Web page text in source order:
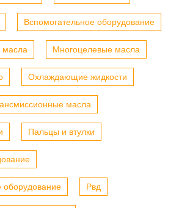
Вспомогательное оборудование
масла Многоцелевые масла
Охлаждающие жидкости
масла
Пальцы и втулки
оборудование Рвд